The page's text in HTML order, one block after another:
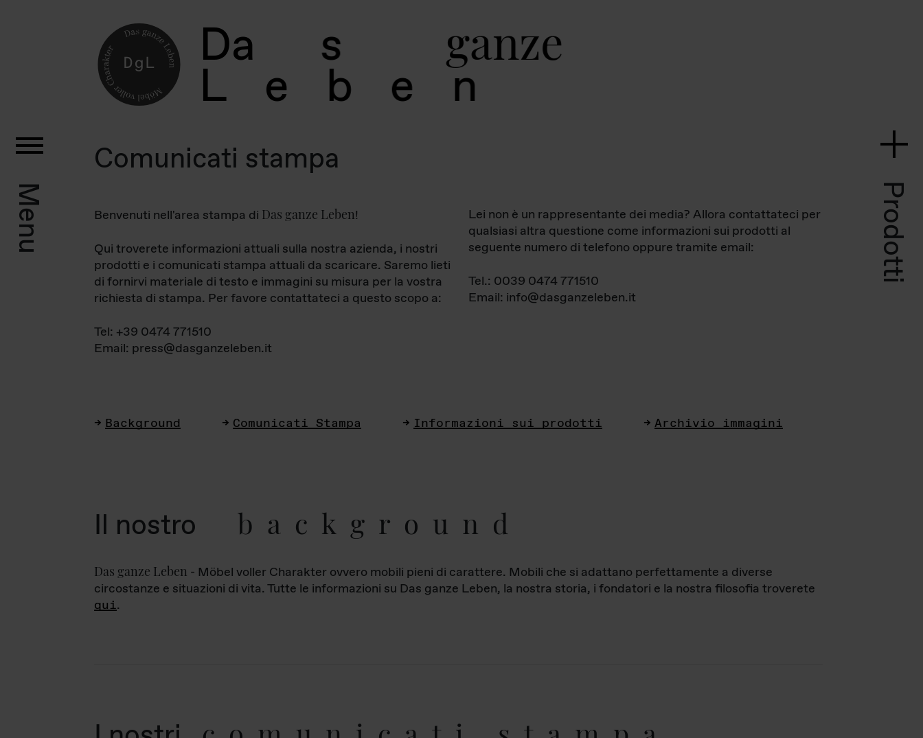
Da s ganz
L e b e
Menu Prodotti
Comunicati stampa
Benvenuti nell'area stampa di Das ganze Leben!
Qui troverete informazioni attuali sulla nostra azienda, i nostri
prodotti e i comunicati stampa attuali da scaricare. Saremo lieti
di fornirvi materiale di testo e immagini su misura per la vostra
richiesta di stampa. Per favore contattateci a questo scopo a:
Tel: +39 0474 771510
Email: press@dasganzeleben.it
Lei non è un rappresentante dei media? Allora contattateci per
qualsiasi altra questione come informazioni sui prodotti al
seguente numero di telefono oppure tramite email:
Tel.: 0039 0474 771510
Email: info@dasganzeleben.it
Background Comunicati Stampa Informazioni sui prodotti Archivio immagini
Il nostro background
Das ganze Leben - Möbel voller Charakter ovvero mobili pieni di carattere. Mobili che si adattano perfettamente a diverse
circostanze e situazioni di vita. Tutte le informazioni su Das ganze Leben, la nostra storia, i fondatori e la nostra filosofia troverete
qui.